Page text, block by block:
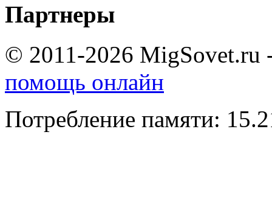
Партнеры
© 2011-2026 MigSovet.ru
помощь онлайн
Потребление памяти: